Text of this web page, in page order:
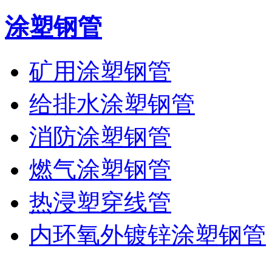
涂塑钢管
矿用涂塑钢管
给排水涂塑钢管
消防涂塑钢管
燃气涂塑钢管
热浸塑穿线管
内环氧外镀锌涂塑钢管